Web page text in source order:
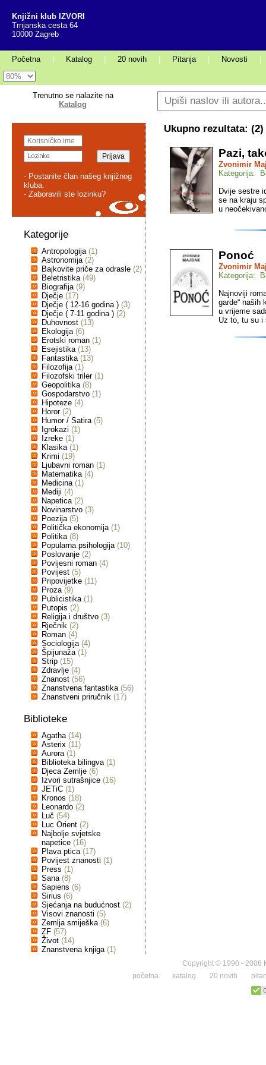
Knjižni klub IZVORI
Trnjanska cesta 64
10000 Zagreb
Početna Katalog 20 novih Pitanja Novosti
Trenutno se nalazite na
Katalog
- Postanite član našeg knjižnog
kluba.
- Zaboravili ste lozinku?
Kategorije
Antropologija (1)
Astronomija (2)
Bajkovite priče za odrasle (2)
Beletristika (49)
Biografija (9)
Dječje (17)
Dječje ( 12-16 godina ) (3)
Dječje ( 7-11 godina ) (2)
Duhovnost (13)
Ekologija (6)
Erotski roman (1)
Esejistika (13)
Fantastika (13)
Filozofija (1)
Filozofski triler (1)
Geopolitika (8)
Gospodarstvo (1)
Hipoteze (4)
Horor (2)
Humor / Satira (5)
Igrokazi (1)
Izreke (1)
Klasika (1)
Krimi (19)
Ljubavni roman (1)
Matematika (4)
Medicina (1)
Mediji (4)
Napetica (2)
Novinarstvo (3)
Poezija (5)
Politička ekonomija (1)
Politika (8)
Popularna psihologija (10)
Poslovanje (2)
Povijesni roman (4)
Povijest (5)
Pripovijetke (11)
Proza (9)
Publicistika (1)
Putopis (2)
Religija i društvo (3)
Rječnik (2)
Roman (4)
Sociologija (4)
Špijunaža (1)
Strip (15)
Zdravlje (4)
Znanost (56)
Znanstvena fantastika (56)
Znanstveni priručnik (17)
Biblioteke
Agatha (14)
Asterix (11)
Aurora (1)
Biblioteka bilingva (1)
Djeca Zemlje (6)
Izvori sutrašnjice (16)
JETiC (1)
Kronos (18)
Leonardo (2)
Luč (54)
Luc Orient (2)
Najbolje svjetske
napetice (16)
Plava ptica (17)
Povijest znanosti (1)
Press (1)
Sana (8)
Sapiens (6)
Sirius (6)
Sjećanja na budućnost (2)
Visovi znanosti (5)
Zemlja smiješka (6)
ZF (57)
Život (14)
Znanstvena knjiga (1)
Ukupno rezultata: (2)
Pazi,
Zvonimir
Kategorija:
Dvije sestre
se na kraju
u
Ponoć
Zvonimir
Kategorija:
Najnoviji
garde“ naših
u vrijeme
Uz to, tu su i
Copyright © 1990 - 2008
početna
katalog 20 novih